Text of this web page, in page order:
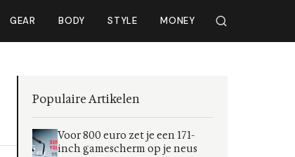
GEAR BODY STYLE MONEY
Populaire Artikelen
Voor 800 euro zet je een 171-
inch gamescherm op je neus